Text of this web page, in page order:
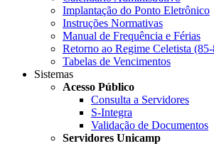
Implantação do Ponto Eletrônico
Instruções Normativas
Manual de Frequência e Férias
Retorno ao Regime Celetista
Tabelas de Vencimentos
Sistemas
Acesso Público
Consulta a Servidores
S-Integra
Validação de Documentos
Servidores Unicamp